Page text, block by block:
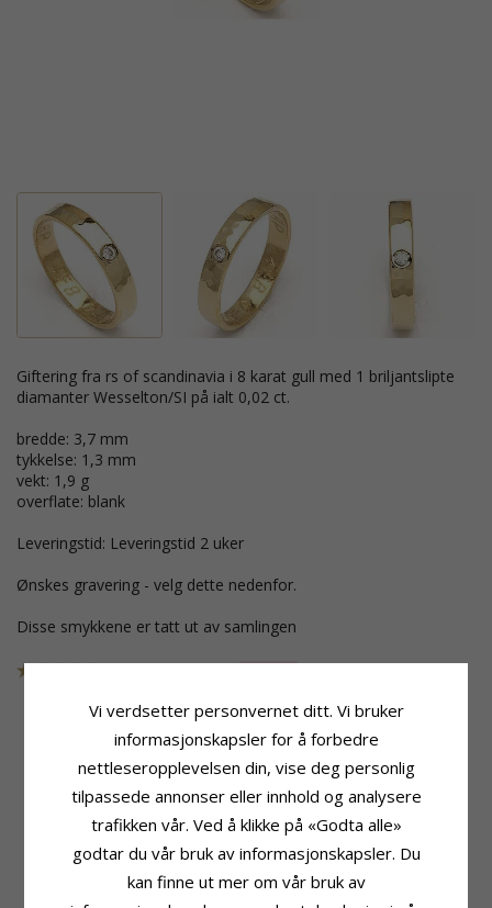
giftering fra rs of scandinavia i 8 karat gull med 1 briljantslipte
diamanter Wesselton/SI på ialt 0,02 ct.
bredde: 3,7 mm
tykkelse: 1,3 mm
vekt: 1,9 g
overflate: blank
Leveringstid: Leveringstid 2 uker
Ønskes gravering - velg dette nedenfor.
Disse smykkene er tatt ut av samlingen
Produktinformasjon
Ringtype:
Giftering Fra Rs Of Scandinavia
Edelmetall:Gull
Blank
Stein
Antall:1
Briljantslipt
Sten: Diamant
Diamantfarge:Wesselton
Diamantklarhet: SI
Vi verdsetter personvernet ditt. Vi bruker
informasjonskapsler for å forbedre
nettleseropplevelsen din, vise deg personlig
tilpassede annonser eller innhold og analysere
trafikken vår. Ved å klikke på «Godta alle»
godtar du vår bruk av informasjonskapsler. Du
kan finne ut mer om vår bruk av